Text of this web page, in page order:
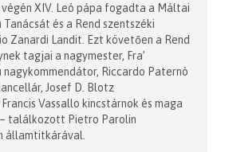
XIV. Leó pápa fogadta a Máltai
és a Rend szentszéki
Zanardi Landit. Ezt követően a Rend
tagjai a nagymester, Fra’
nagykommendátor, Riccardo Paternò
Josef D. Blotz
Vassallo kincstárnok és maga
találkozott Pietro Parolin
államtitkárával.